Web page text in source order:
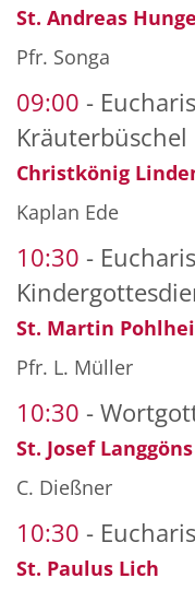
St. Andreas
Pfr. Songa
09:00
Kräuterbüschel
Christkönig
Kaplan Ede
10:30
St. Martin
Pfr. L. Müller
10:30
St. Josef Langgöns
C. Dießner
10:30
St. Paulus Lich